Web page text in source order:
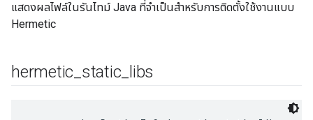
แสดงผลไฟล์ในรันไทม์ Java ที่จำเป็นสำหรับการติดตั้งใช้งานแบบ
Hermetic
hermetic static libs